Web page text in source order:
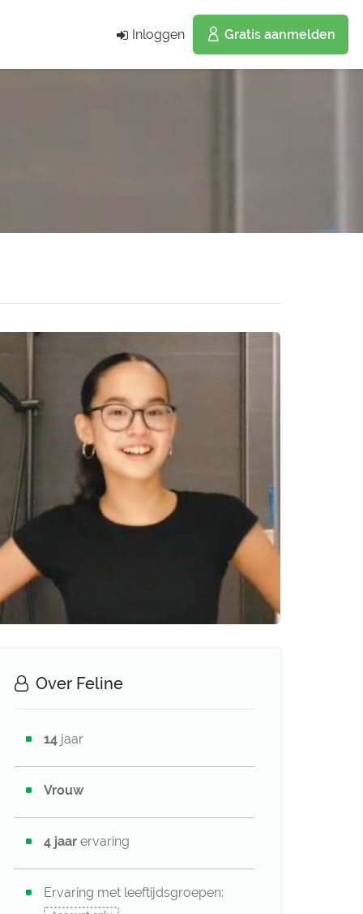
Inloggen Gratis aanmelden
Over Feline
14 jaar
Vrouw
4 jaar ervaring
Ervaring met leeftijdsgroepen: